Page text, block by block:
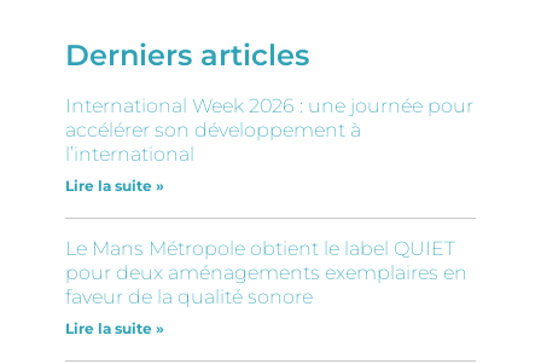
Derniers articles
International Week 2026 : une journée pour
accélérer son développement à
l’international
Lire la suite »
Le Mans Métropole obtient le label QUIET
pour deux aménagements exemplaires en
faveur de la qualité sonore
Lire la suite »